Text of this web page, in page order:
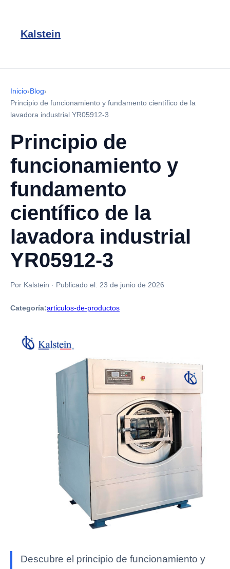
Kalstein
Inicio›Blog›
Principio de funcionamiento y fundamento científico de la
lavadora industrial YR05912-3
Principio de
funcionamiento y
fundamento
científico de la
lavadora industrial
YR05912-3
Por Kalstein · Publicado el: 23 de junio de 2026
Categoría:articulos-de-productos
Descubre el principio de funcionamiento y